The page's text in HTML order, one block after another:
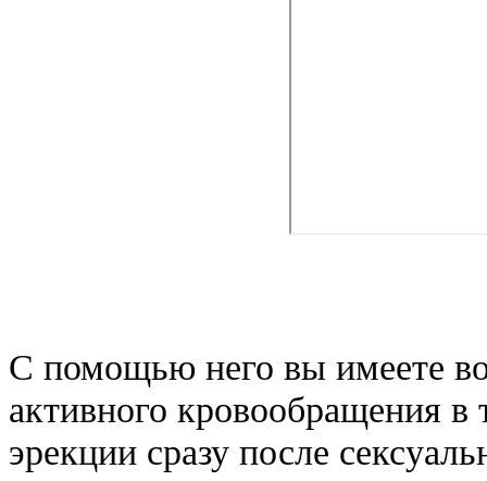
С помощью него вы имеете
активного кровообращения в
эрекции сразу после